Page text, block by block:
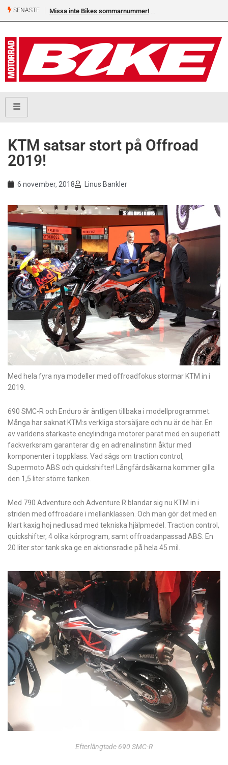
SENASTE Missa inte Bikes sommarnummer!
KTM satsar stort på Offroad
2019!
6 november, 2018 Linus Bankler
Med hela fyra nya modeller med offroadfokus stormar KTM in i
2019.
690 SMC-R och Enduro är äntligen tillbaka i modellprogrammet.
Många harsaknat KTM:s verkliga storsäljare och nu är de här. En
av världens starkaste encylindriga motorer parat med en superlätt
fackverksram garanterar dig en adrenalinstinn åktur med
komponenter i toppklass. Vad sägs om traction control,
Supermoto ABS och quickshifter! Långfärdsåkarna kommer gilla
den 1,5 liter större tanken.
Med 790 Adventure och Adventure R blandar sig nu KTM in i
striden med offroadare i mellanklassen. Och man gör det med en
klart kaxig hoj nedlusad med tekniska hjälpmedel. Traction control,
quickshifter, 4 olika körprogram, samt offroadanpassad ABS. En
20 liter stor tank ska ge en aktionsradie på hela 45 mil.
Efterlängtade 690 SMC-R